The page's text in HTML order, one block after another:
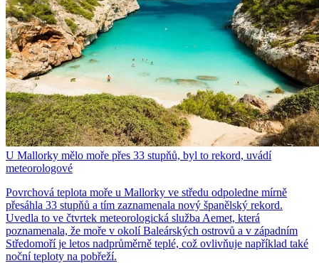
U Mallorky mělo moře přes 33 stupňů, byl to rekord, uvádí
meteorologové
Povrchová teplota moře u Mallorky ve středu odpoledne mírně
přesáhla 33 stupňů a tím zaznamenala nový španělský rekord.
Uvedla to ve čtvrtek meteorologická služba Aemet, která
poznamenala, že moře v okolí Baleárských ostrovů a v západním
Středomoří je letos nadprůměrně teplé, což ovlivňuje například také
noční teploty na pobřeží.